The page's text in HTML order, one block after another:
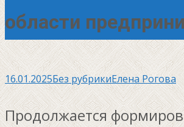
области
16.01.2025Без рубрикиЕлена Рогова
Продолжается